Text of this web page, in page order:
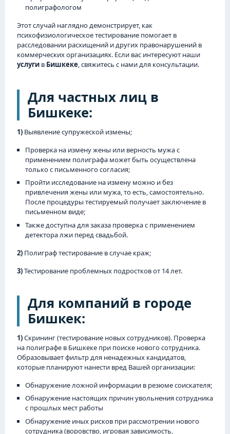
полиграфологом
Этот случай наглядно демонстрирует, как
психофизиологическое тестирование помогает в
расследовании расхищений и других правонарушений в
коммерческих организациях. Если вас интересуют наши
услуги в Бишкеке, свяжитесь с нами для консультации.
Для частных лиц в
Бишкеке:
1) Выявление супружеской измены;
Проверка на измену жены или верность мужа с
применением полиграфа может быть осуществлена
только с письменного согласия;
Пройти исследование на измену можно и без
привлечения жены или мужа, то есть, самостоятельно.
После процедуры тестируемый получает заключение в
письменном виде;
Также доступна для заказа проверка с применением
детектора лжи перед свадьбой.
2) Полиграф тестирование в случае краж;
3)Тестирование проблемных подростков от 14 лет.
Для компаний в городе
Бишкек:
1)Скрининг (тестирование новых сотрудников). Проверка
на полиграфе в Бишкеке при поиске нового сотрудника.
Образовывает фильтр для ненадежных кандидатов,
которые планируют нанести вред Вашей организации:
Обнаружение ложной информации в резюме соискателя;
Обнаружение настоящих причин увольнения сотрудника
с прошлых мест работы
Обнаружение иных рисков при рассмотрении нового
сотрудника (воровство, игровая зависимость,